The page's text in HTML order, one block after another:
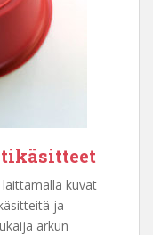
kuvat
ja
arkun